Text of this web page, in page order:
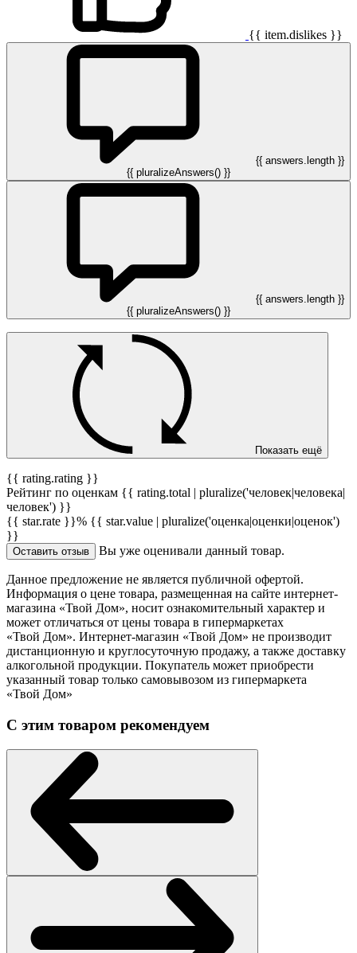
{{ item.dislikes }}
{{ answers.length }}
{{ pluralizeAnswers() }}
{{ answers.length }}
{{ pluralizeAnswers() }}
Показать ещё
{{ rating.rating }}
Рейтинг по оценкам {{ rating.total | pluralize('человек|человека|
человек') }}
{{ star.rate }}% {{ star.value | pluralize('оценка|оценки|оценок')
}}
Оставить отзыв Вы уже оценивали данный товар.
Данное предложение не является публичной офертой.
Информация о цене товара, размещенная на сайте интернет-
магазина «Твой Дом», носит ознакомительный характер и
может отличаться от цены товара в гипермаркетах
«Твой Дом». Интернет-магазин «Твой Дом» не производит
дистанционную и круглосуточную продажу, а также доставку
алкогольной продукции. Покупатель может приобрести
указанный товар только самовывозом из гипермаркета
«Твой Дом»
С этим товаром рекомендуем